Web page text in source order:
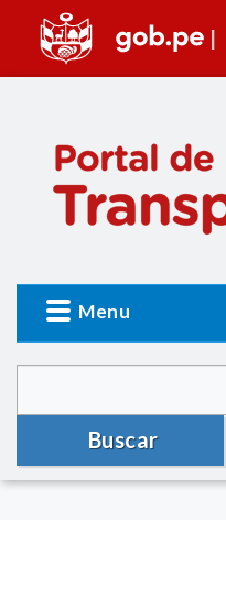
Menu
Buscar